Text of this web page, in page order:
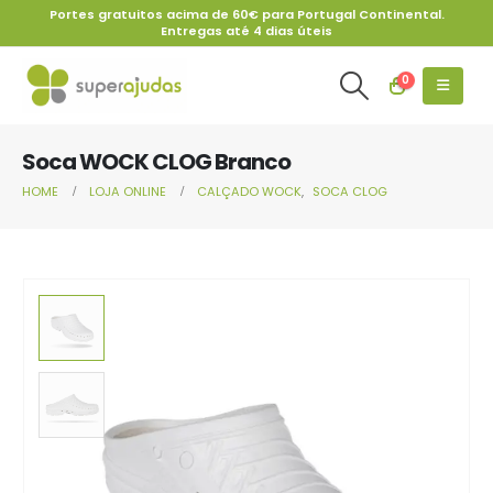
Portes gratuitos acima de 60€ para Portugal Continental.
Entregas até 4 dias úteis
0
Soca WOCK CLOG Branco
HOME LOJA ONLINE CALÇADO WOCK, SOCA CLOG